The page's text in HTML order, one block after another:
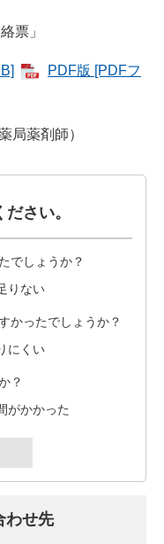
票」
PDF版 [PDFフ
薬剤師）
さい。
でしょうか？
りない
かったでしょうか？
にくい
？
がかかった
わせ先